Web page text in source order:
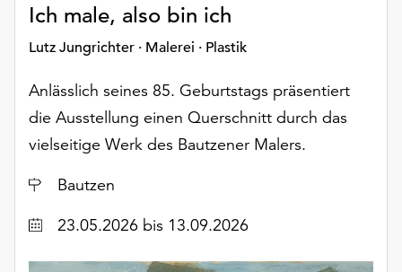
Ich male, also bin ich
Lutz Jungrichter · Malerei · Plastik
Anlässlich seines 85. Geburtstags präsentiert
die Ausstellung einen Querschnitt durch das
vielseitige Werk des Bautzener Malers.
Ort
Bautzen
Datum23.05.2026 bis 13.09.2026